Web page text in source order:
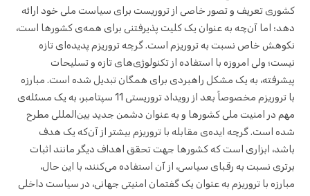
کشوری تعریف و تصور خاصی از تروریست برای سیاست ملی خود ارائه
دهد؛ اما آن‌چه به عنوان یک کلیت پذیرفتنی برای همه‌ی کشورها است،
نکوهش خاص نسبت به تروریزم است. گرچه تروریزم پدیده‌ای تازه
نیست؛ ولی امروزه با استفاده از تکنولوژی‌های تازه و تسلیحات
پیشرفته، به یک مشکل راهبردی برای همگان تبدیل شده است. مبارزه
با تروریزم مخصوصاً بعد از رویداد تروریستی 11 سپتامبر، به یک مسئله‌ی
مهم در امنیت ملی کشورها و به عنوان دشمن جدید بین‌المللی مطرح
شده است. گرچه ایده‌ی مقابله با تروریزم بیشتر از آن‌که یک هدف
باشد، ابزاری است که کشورها جهت تحقق اهداف دیگر مانند اثبات
برتری نسبت به رقبای سیاسی، از آن استفاده می‌کنند، با این حال،
مبارزه با تروریزم به عنوان یک گفتمان امنیتی جهانی، در سیاست داخلی